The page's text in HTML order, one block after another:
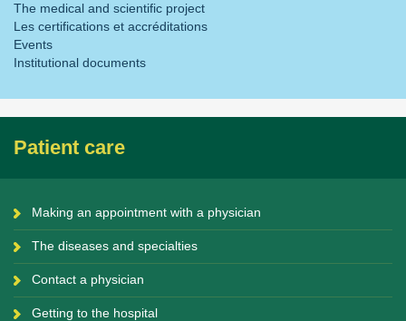
The medical and scientific project
Les certifications et accréditations
Events
Institutional documents
Patient care
Making an appointment with a physician
The diseases and specialties
Contact a physician
Getting to the hospital